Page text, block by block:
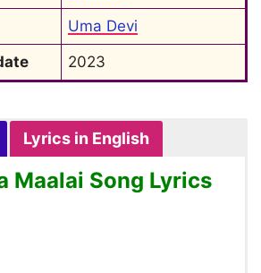
Uma Devi
2023
Lyrics in English
Maalai Song Lyrics